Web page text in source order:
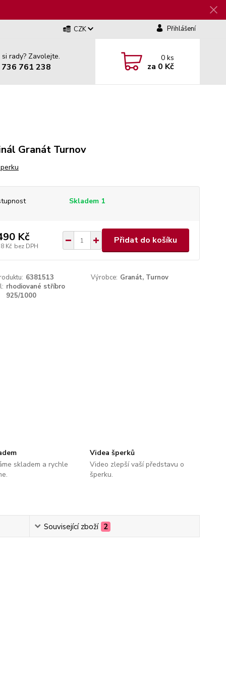
CZK Přihlášení
rady? Zavolejte.
761 238
0ks
za 0 Kč
Granát Turnov
Skladem 1
Kč
Kč bez DPH
Přidat do košíku
6381513 Výrobce: Granát, Turnov
rhodiované stříbro
925/1000
skladem a rychle
Videa šperků
Video zlepší vaší představu o
šperku.
Související zboží 2